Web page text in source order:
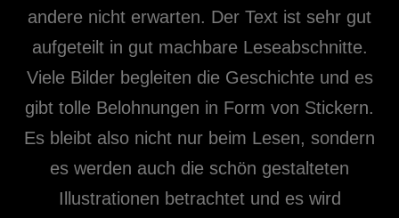
andere nicht erwarten. Der Text ist sehr gut
aufgeteilt in gut machbare Leseabschnitte.
Viele Bilder begleiten die Geschichte und es
gibt tolle Belohnungen in Form von Stickern.
Es bleibt also nicht nur beim Lesen, sondern
es werden auch die schön gestalteten
Illustrationen betrachtet und es wird